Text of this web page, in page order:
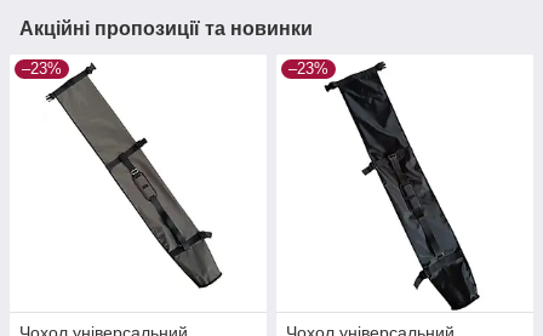
Акційні пропозиції та новинки
–23% –23%